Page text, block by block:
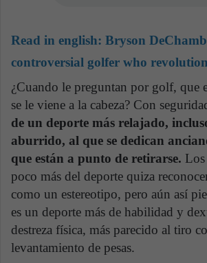
Read in english: Bryson
controversial golfer who
¿Cuando le preguntan por golf, que
se le viene a la cabeza? Con
de un deporte más relajado,
aburrido, al que se dedican
que están a punto de retirarse. Los
poco más del deporte quiza
como un estereotipo, pero aún así
es un deporte más de habilidad y
destreza física, más parecido al tiro
levantamiento de pesas.